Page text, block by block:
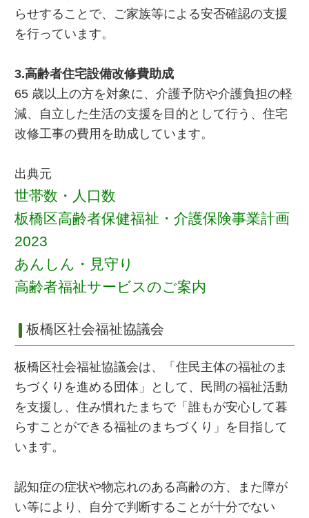
らせすることで、ご家族等による安否確認の支援
を行っています。
3.高齢者住宅設備改修費助成
65 歳以上の方を対象に、介護予防や介護負担の軽
減、自立した生活の支援を目的として行う、住宅
改修工事の費用を助成しています。
出典元
世帯数・人口数
板橋区高齢者保健福祉・介護保険事業計画
2023
あんしん・見守り
高齢者福祉サービスのご案内
板橋区社会福祉協議会
板橋区社会福祉協議会は、「住民主体の福祉のま
ちづくりを進める団体」として、民間の福祉活動
を支援し、住み慣れたまちで「誰もが安心して暮
らすことができる福祉のまちづくり」を目指して
います。
認知症の症状や物忘れのある高齢の方、また障が
い等により、自分で判断することが十分でない